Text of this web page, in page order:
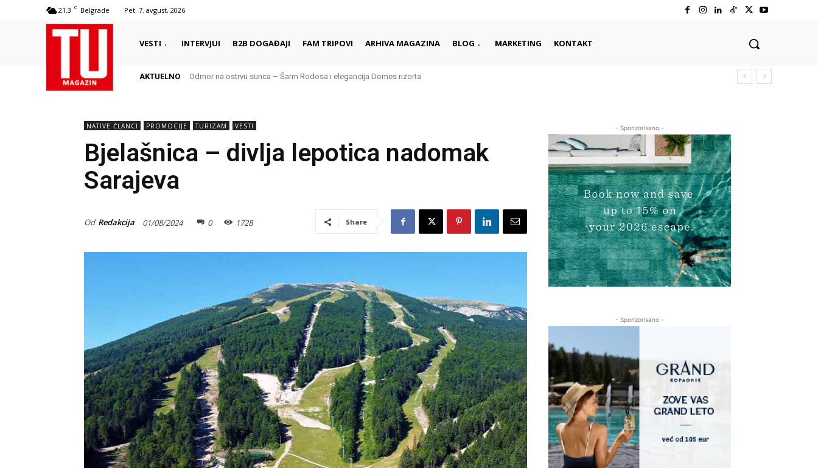
21.3 C Belgrade Pet. 7. avgust, 2026
VESTI INTERVJUI B2B DOGAĐAJI FAM TRIPOVI ARHIVA MAGAZINA BLOG MARKETING KONTAKT
AKTUELNO Autentični biser Italije daleko od gužvi i turista
Odmor na ostrvu sunca – Šarm Rodosa i elegancija Domes rizorta
NATIVE ČLANCI PROMOCIJE TURIZAM VESTI
Bjelašnica – divlja lepotica nadomak
Sarajeva
Od Redakcija 01/08/2024 0 1728 Share
- Sponzorisano -
- Sponzorisano -